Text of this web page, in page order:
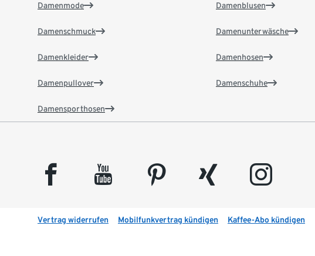
Damenmode
Damenschmuck
Damenkleider
Damenpullover
Damensporthosen
Damenblusen
Damenunterwäsche
Damenhosen
Damenschuhe
facebook youtube pinterest xing instagram
Vertrag widerrufen Mobilfunkvertrag kündigen Kaffee-Abo kündigen